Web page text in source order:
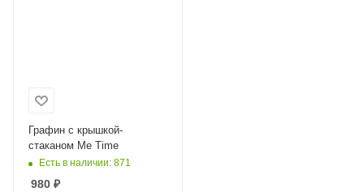
Графин с крышкой-
стаканом Me Time
Есть в наличии: 871
980 ₽